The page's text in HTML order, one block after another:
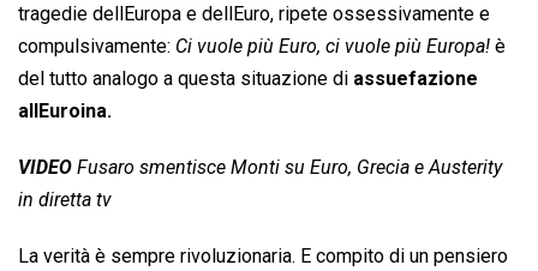
tragedie dellEuropa e dellEuro, ripete ossessivamente e
compulsivamente:  Ci vuole più Euro, ci vuole più Europa!  è
del tutto analogo a questa situazione di assuefazione
allEuroina.
VIDEO Fusaro smentisce Monti su Euro, Grecia e Austerity
in diretta tv
La verità è sempre rivoluzionaria. E compito di un pensiero